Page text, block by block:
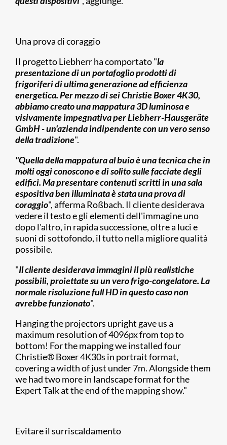
Una prova di coraggio
Il progetto Liebherr ha comportato "la
presentazione di un portafoglio prodotti di
frigoriferi di ultima generazione ad efficienza
energetica. Per mezzo di sei Christie Boxer 4K30,
abbiamo creato una mappatura 3D luminosa e
visivamente impegnativa per Liebherr-Hausgeräte
GmbH - un'azienda indipendente con un vero senso
della tradizione".
"Quella della mappatura al buio è una tecnica che in
molti oggi conoscono e di solito sulle facciate degli
edifici. Ma presentare contenuti scritti in una sala
espositiva ben illuminata è stata una prova di
coraggio", afferma Roßbach. Il cliente desiderava
vedere il testo e gli elementi dell'immagine uno
dopo l'altro, in rapida successione, oltre a luci e
suoni di sottofondo, il tutto nella migliore qualità
possibile.
"Il cliente desiderava immagini il più realistiche
possibili, proiettate su un vero frigo-congelatore. La
normale risoluzione full HD in questo caso non
avrebbe funzionato".
Hanging the projectors upright gave us a
maximum resolution of 4096px from top to
bottom! For the mapping we installed four
Christie® Boxer 4K30s in portrait format,
covering a width of just under 7m. Alongside them
we had two more in landscape format for the
Expert Talk at the end of the mapping show."
Evitare il surriscaldamento